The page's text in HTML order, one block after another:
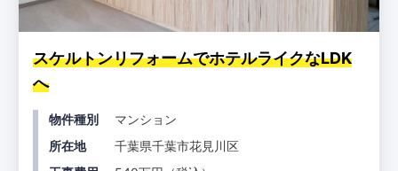
スケルトンリフォームでホテルライクなLDK
へ
物件種別
マンション
所在地
千葉県千葉市花見川区